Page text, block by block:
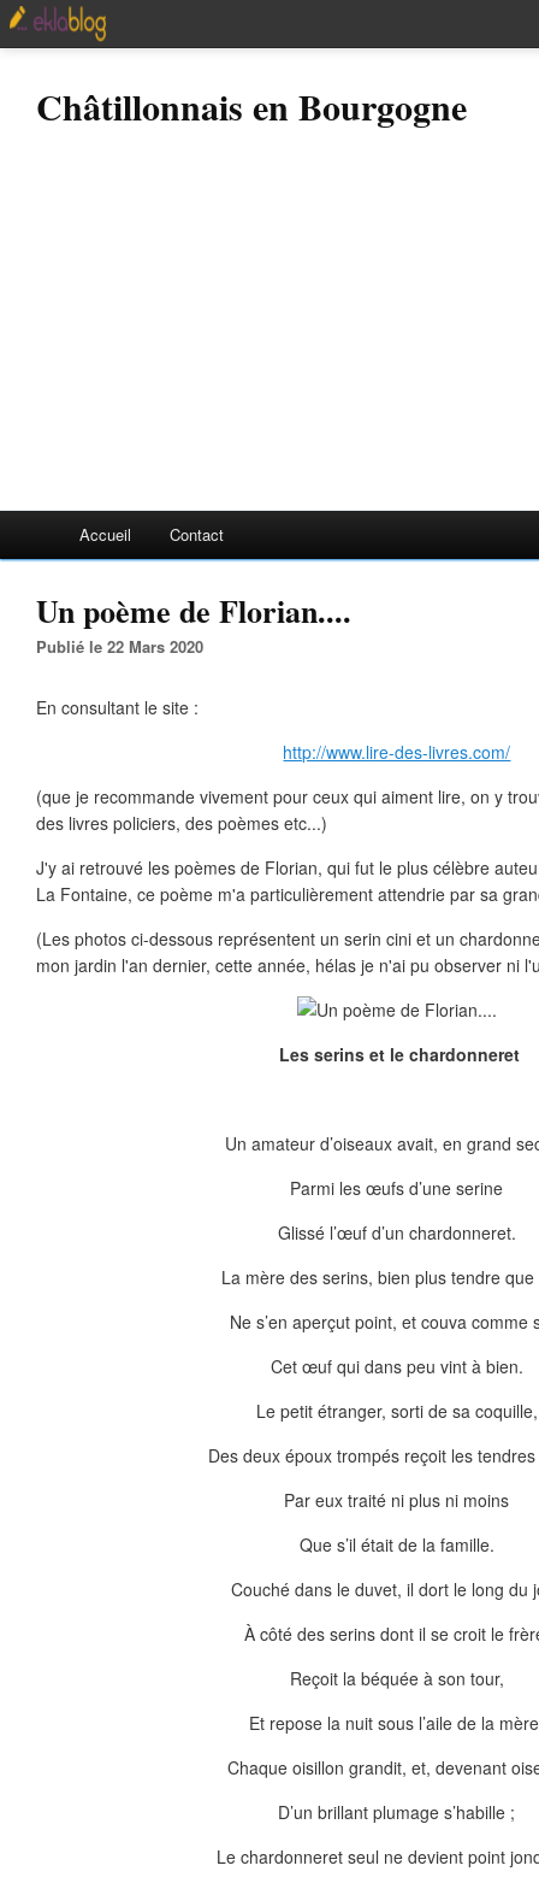
Châtillonnais en Bourgogne
Accueil Contact
Un poème de Florian....
Publié le 22 Mars 2020
En consultant le site :
http://www.lire-des-livres.com/
(que je recommande vivement pour ceux qui aiment lire, on y
des livres policiers, des poèmes etc...)
J'y ai retrouvé les poèmes de Florian, qui fut le plus célèbre
La Fontaine, ce poème m'a particulièrement attendrie par sa
(Les photos ci-dessous représentent un serin cini et un
mon jardin l'an dernier, cette année, hélas je n'ai pu observer ni
Les serins et le chardonneret
Un amateur d’oiseaux avait, en grand
Parmi les œufs d’une serine
Glissé l’œuf d’un chardonneret.
La mère des serins, bien plus tendre
Ne s’en aperçut point, et couva comme
Cet œuf qui dans peu vint à bien.
Le petit étranger, sorti de sa coquille,
Des deux époux trompés reçoit les
Par eux traité ni plus ni moins
Que s’il était de la famille.
Couché dans le duvet, il dort le long du
À côté des serins dont il se croit le
Reçoit la béquée à son tour,
Et repose la nuit sous l’aile de la
Chaque oisillon grandit, et, devenant
D’un brillant plumage s’habille ;
Le chardonneret seul ne devient point